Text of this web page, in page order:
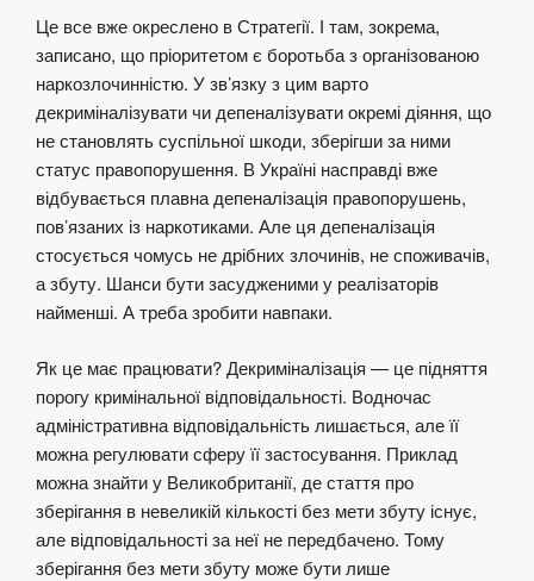
Це все вже окреслено в Стратегії. І там, зокрема,
записано, що пріоритетом є боротьба з організованою
наркозлочинністю. У зв’язку з цим варто
декриміналізувати чи депеналізувати окремі діяння, що
не становлять суспільної шкоди, зберігши за ними
статус правопорушення. В Україні насправді вже
відбувається плавна депеналізація правопорушень,
пов’язаних із наркотиками. Але ця депеналізація
стосується чомусь не дрібних злочинів, не споживачів,
а збуту. Шанси бути засудженими у реалізаторів
найменші. А треба зробити навпаки.
Як це має працювати? Декриміналізація — це підняття
порогу кримінальної відповідальності. Водночас
адміністративна відповідальність лишається, але її
можна регулювати сферу її застосування. Приклад
можна знайти у Великобританії, де стаття про
зберігання в невеликій кількості без мети збуту існує,
але відповідальності за неї не передбачено. Тому
зберігання без мети збуту може бути лише